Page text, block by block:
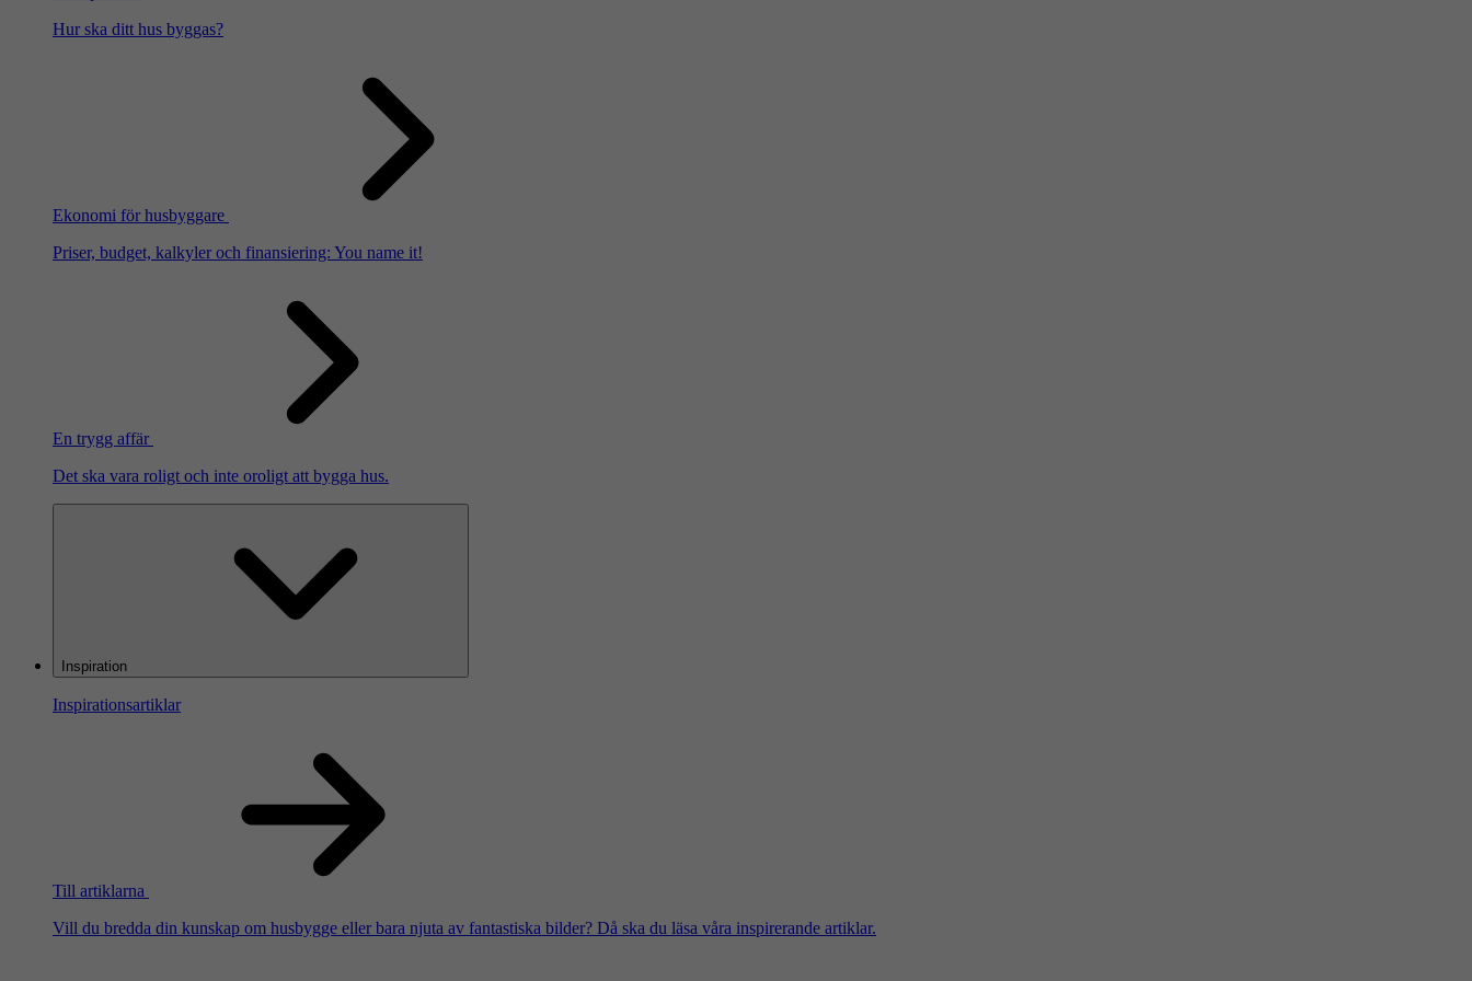
Hur ska ditt hus byggas?
Ekonomi för husbyggare
Priser, budget, kalkyler och finansiering: You name it!
En trygg affär
Det ska vara roligt och inte oroligt att bygga hus.
Inspiration
Inspirationsartiklar
Till artiklarna
Vill du bredda din kunskap om husbygge eller bara njuta av fantastiska bilder? Då ska du läsa våra inspirerande artiklar.